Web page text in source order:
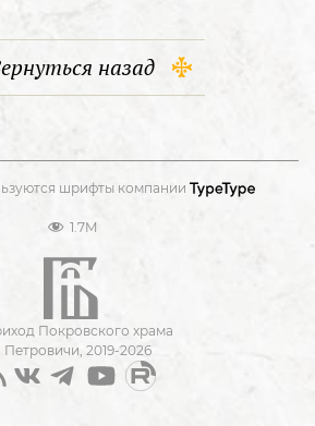
назад
шрифты компании
1.7M
Покровского храма
Петровичи, 2019-2026